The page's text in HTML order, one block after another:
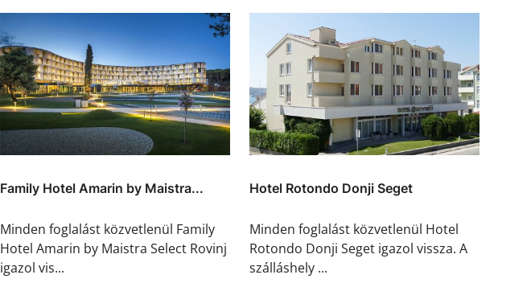
Family Hotel Amarin by Maistra...
Minden foglalást közvetlenül Family
Hotel Amarin by Maistra Select Rovinj
igazol vis...
Hotel Rotondo Donji Seget
Minden foglalást közvetlenül Hotel
Rotondo Donji Seget igazol vissza. A
szálláshely ...